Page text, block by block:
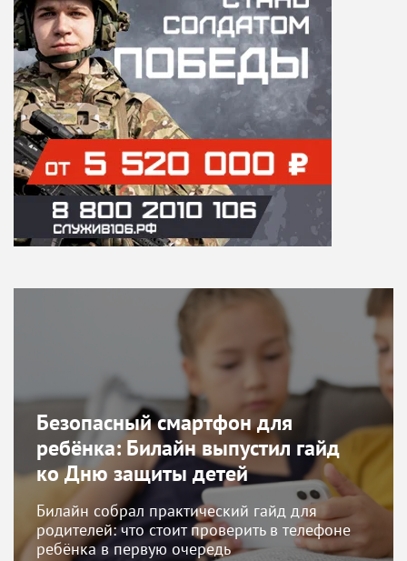
Безопасный смартфон для
ребёнка: Билайн выпустил гайд
ко Дню защиты детей
Билайн собрал практический гайд для
родителей: что стоит проверить в телефоне
ребёнка в первую очередь